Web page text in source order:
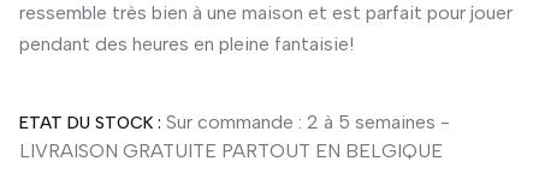
ressemble très bien à une maison et est parfait pour jouer
pendant des heures en pleine fantaisie!
ETAT DU STOCK : Sur commande : 2 à 5 semaines -
LIVRAISON GRATUITE PARTOUT EN BELGIQUE